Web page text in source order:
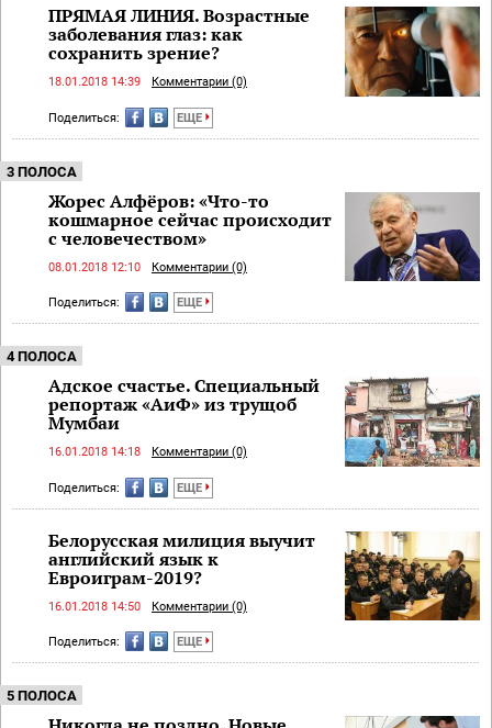
ПРЯМАЯ ЛИНИЯ. Возрастные
заболевания глаз: как
сохранить зрение?
18.01.2018 14:39 Комментарии (0)
Поделиться: ЕЩЕ
3 ПОЛОСА
Жорес Алфёров: «Что-то
кошмарное сейчас происходит
с человечеством»
08.01.2018 12:10 Комментарии (0)
Поделиться: ЕЩЕ
4 ПОЛОСА
Адское счастье. Специальный
репортаж «АиФ» из трущоб
Мумбаи
16.01.2018 14:18 Комментарии (0)
Поделиться: ЕЩЕ
Белорусская милиция выучит
английский язык к
Евроиграм-2019?
16.01.2018 14:50 Комментарии (0)
Поделиться: ЕЩЕ
5 ПОЛОСА